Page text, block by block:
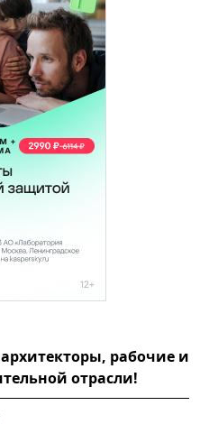
рабочие и
отрасли!